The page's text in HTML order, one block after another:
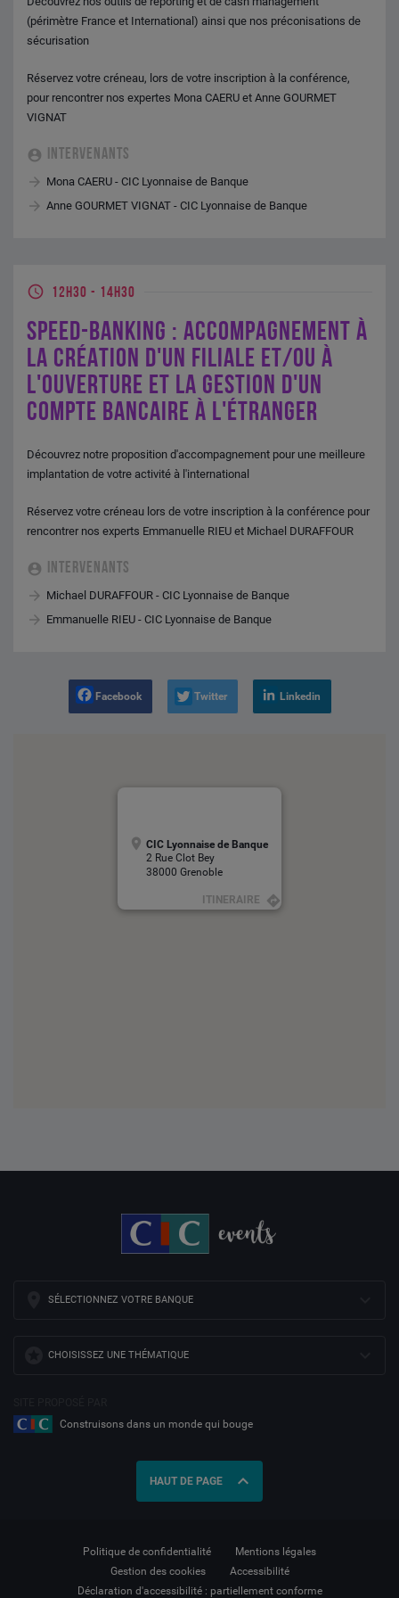
(périmètre France et International) ainsi que nos préconisations de
sécurisation
Réservez votre créneau, lors de votre inscription à la conférence,
pour rencontrer nos expertes Mona CAERU et Anne GOURMET
VIGNAT
INTERVENANTS
Mona CAERU - CIC Lyonnaise de Banque
Anne GOURMET VIGNAT - CIC Lyonnaise de Banque
12H30 - 14H30
SPEED-BANKING : ACCOMPAGNEMENT À
LA CRÉATION D'UN FILIALE ET/OU À
L'OUVERTURE ET LA GESTION D'UN
COMPTE BANCAIRE À L'ÉTRANGER
Découvrez notre proposition d'accompagnement pour une meilleure
implantation de votre activité à l'international
Réservez votre créneau lors de votre inscription à la conférence pour
rencontrer nos experts Emmanuelle RIEU et Michael DURAFFOUR
INTERVENANTS
Michael DURAFFOUR - CIC Lyonnaise de Banque
Emmanuelle RIEU - CIC Lyonnaise de Banque
Facebook Twitter Linkedin
CIC Lyonnaise de Banque
2 Rue Clot Bey
38000 Grenoble
ITINERAIRE
SÉLECTIONNEZ VOTRE BANQUE
CHOISISSEZ UNE THÉMATIQUE
Construisons dans un monde qui bouge
HAUT DE PAGE expand_less
Politique de confidentialité
Mentions légales
Gestion des cookies
Accessibilité
Déclaration d'accessibilité : partiellement conforme